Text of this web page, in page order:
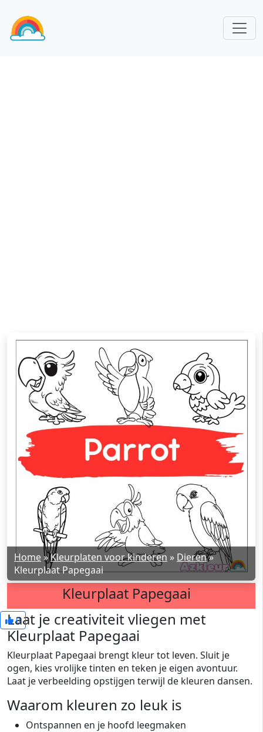
Home»Kleurplaten voor kinderen » Dieren»
Kleurplaat Papegaai
Kleurplaat Papegaai
0
Laat je creativiteit vliegen met
Kleurplaat Papegaai
Kleurplaat Papegaai brengt kleur tot leven. Sluit je
ogen, kies vrolijke tinten en teken je eigen avontuur.
Laat je verbeelding opstijgen terwijl de kleuren dansen.
Waarom kleuren zo leuk is
Ontspannen en je hoofd leegmaken